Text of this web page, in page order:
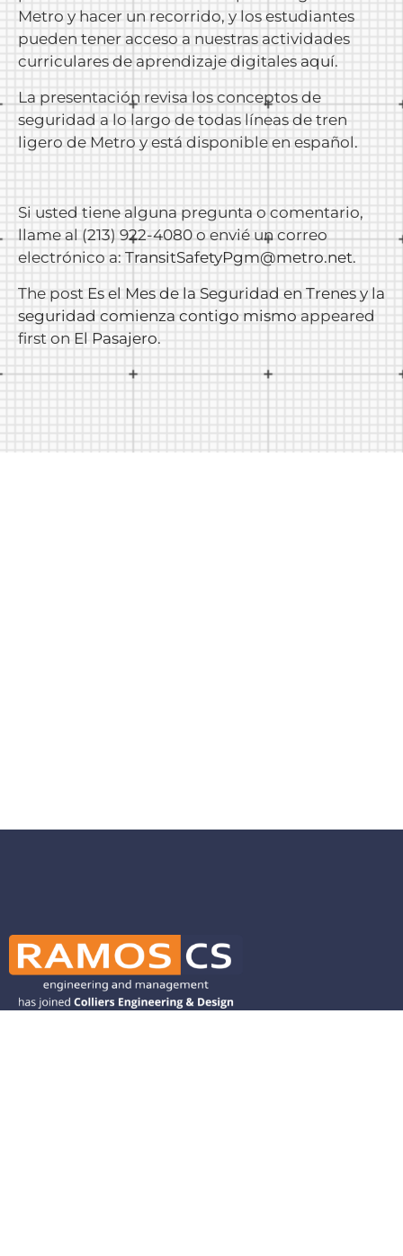
Metro y hacer un recorrido, y los estudiantes
pueden tener acceso a nuestras actividades
curriculares de aprendizaje digitales aquí.
La presentación revisa los conceptos de
seguridad a lo largo de todas líneas de tren
ligero de Metro y está disponible en español.
Si usted tiene alguna pregunta o comentario,
llame al (213) 922-4080 o envié un correo
electrónico a: TransitSafetyPgm@metro.net.
The post Es el Mes de la Seguridad en Trenes y la
seguridad comienza contigo mismo appeared
first on El Pasajero.